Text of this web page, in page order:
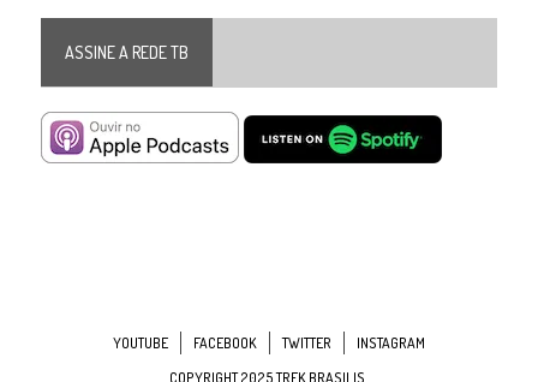
ASSINE A REDE TB
YOUTUBE FACEBOOK TWITTER
INSTAGRAM
COPYRIGHT 2025 TREK BRASILIS.